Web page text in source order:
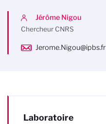
Jérôme Nigou
Chercheur CNRS
Jerome.Nigou@ipbs.fr
Laboratoire